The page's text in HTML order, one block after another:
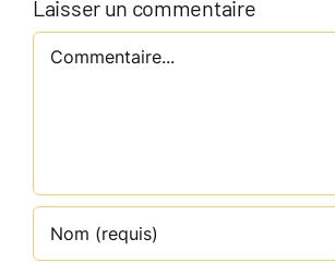
Laisser un commentaire
Commentaire